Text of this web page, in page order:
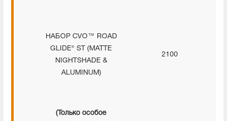
НАБОР CVO™ ROAD
GLIDE® ST (MATTE
NIGHTSHADE &
ALUMINUM)
2100
(Только особое